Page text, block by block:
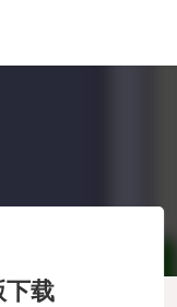
下载